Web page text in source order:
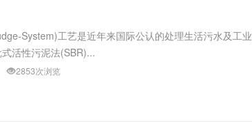
System)工艺是近年来国际公认的处理生活污水及工
活性污泥法(SBR)...
2853次浏览